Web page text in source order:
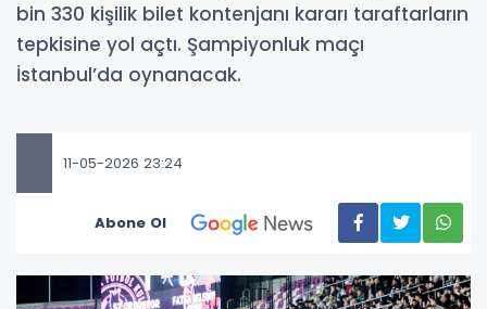
bin 330 kişilik bilet kontenjanı kararı taraftarların
tepkisine yol açtı. Şampiyonluk maçı
İstanbul’da oynanacak.
11-05-2026 23:24
Abone Ol